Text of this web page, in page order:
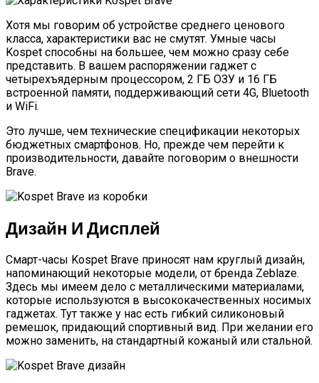
Хотя мы говорим об устройстве среднего ценового
класса, характеристики вас не смутят. Умные часы
Kospet способны на большее, чем можно сразу себе
представить. В вашем распоряжении гаджет с
четырехъядерным процессором, 2 ГБ ОЗУ и 16 ГБ
встроенной памяти, поддерживающий сети 4G, Bluetooth
и WiFi.
Это лучше, чем технические спецификации некоторых
бюджетных смартфонов. Но, прежде чем перейти к
производительности, давайте поговорим о внешности
Brave.
Дизайн И Дисплей
Смарт-часы Kospet Brave приносят нам круглый дизайн,
напоминающий некоторые модели, от бренда Zeblaze.
Здесь мы имеем дело с металлическими материалами,
которые используются в высококачественных носимых
гаджетах. Тут также у нас есть гибкий силиконовый
ремешок, придающий спортивный вид. При желании его
можно заменить, на стандартный кожаный или стальной.